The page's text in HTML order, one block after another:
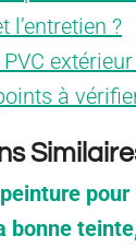
l’entretien ?
à
bonne